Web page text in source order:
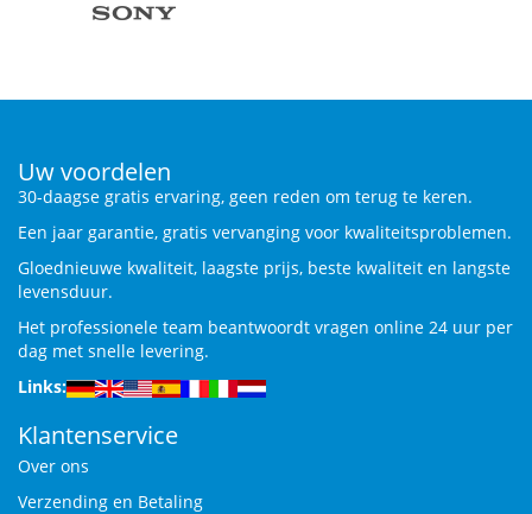
Uw voordelen
30-daagse gratis ervaring, geen reden om terug te keren.
Een jaar garantie, gratis vervanging voor kwaliteitsproblemen.
Gloednieuwe kwaliteit, laagste prijs, beste kwaliteit en langste
levensduur.
Het professionele team beantwoordt vragen online 24 uur per
dag met snelle levering.
Links:
Klantenservice
Over ons
Verzending en Betaling